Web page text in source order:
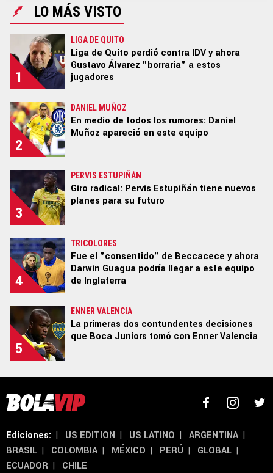
SPOILER
Ediciones: | US EDITION
BRASIL | COLOMBIA MÉXICO
ECUADOR | CHILE
STAFF | CONTACTO
Futbolcentroamerica
Términos y Condiciones
Ad Choices
LO MÁS VISTO
1
LIGA DE QUITO
Liga de Quito perdió contra IDV y ahora
Gustavo Álvarez "borraría" a estos
jugadores
2
DANIEL MUÑOZ
En medio de todos los rumores: Daniel
Muñoz apareció en este equipo
3
PERVIS ESTUPIÑÁN
Giro radical: Pervis Estupiñán tiene nuevos
planes para su futuro
4
TRICOLORES
Fue el "consentido" de Beccacece y ahora
Darwin Guagua podría llegar a este equipo
de Inglaterra
5
ENNER VALENCIA
La primeras dos contundentes decisiones
que Boca Juniors tomó con Enner Valencia
Ediciones: | US EDITION | US LATINO | ARGENTINA |
BRASIL | COLOMBIA | MÉXICO | PERÚ | GLOBAL |
ECUADOR | CHILE